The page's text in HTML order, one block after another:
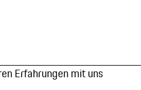
Erfahrungen mit uns